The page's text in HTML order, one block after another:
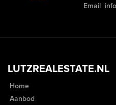
Email
LUTZREALESTATE.NL
Home
Aanbod